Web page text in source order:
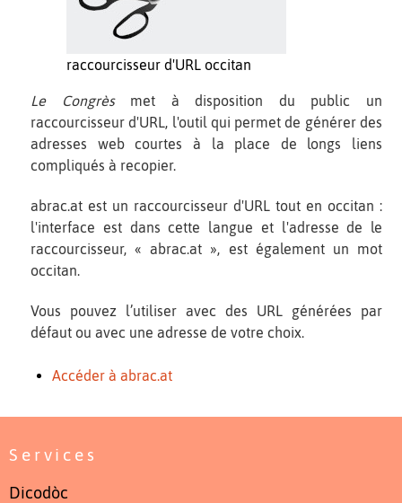
raccourcisseur d'URL occitan
Le Congrèsmet à disposition du public un
raccourcisseur d'URL, l'outil qui permet de générer des
adresses web courtes à la place de longs liens
compliqués à recopier.
abrac.at est un raccourcisseur d'URL tout en occitan :
l'interface est dans cette langue et l'adresse de le
raccourcisseur, « abrac.at », est également un mot
occitan.
Vous pouvez l’utiliser avec des URL générées par
défaut ou avec une adresse de votre choix.
Accéder à abrac.at
Services
Dicodòc